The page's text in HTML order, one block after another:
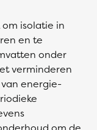
isolatie in
en te
onder
verminderen
energie-